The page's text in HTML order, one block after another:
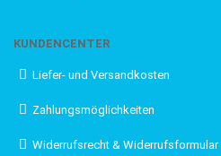
KUNDENCENTER
Liefer- und Versandkosten
Zahlungsmöglichkeiten
Widerrufsrecht & Widerrufsformular